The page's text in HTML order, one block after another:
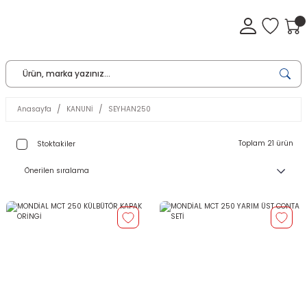
Anasayfa KANUNİ SEYHAN250
Stoktakiler Toplam 21 ürün